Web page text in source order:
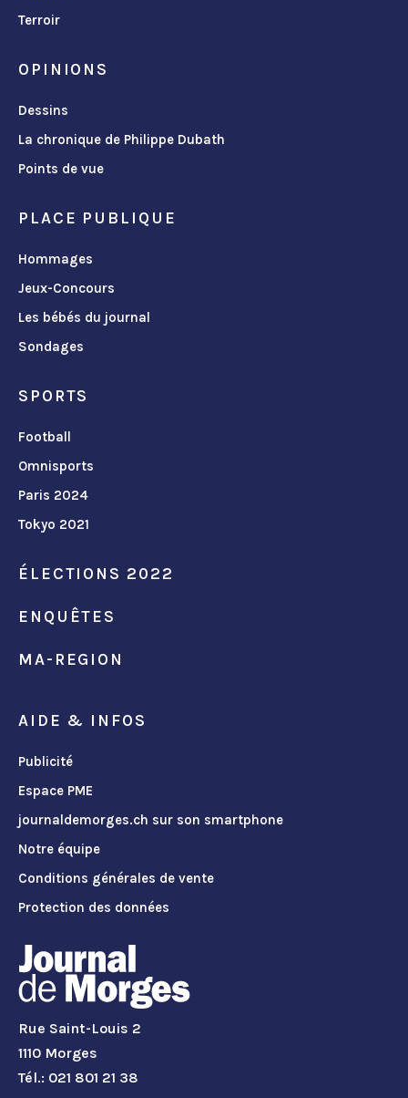
Terroir
OPINIONS
Dessins
La chronique de Philippe Dubath
Points de vue
PLACE PUBLIQUE
Hommages
Jeux-Concours
Les bébés du journal
Sondages
SPORTS
Football
Omnisports
Paris 2024
Tokyo 2021
ÉLECTIONS 2022
ENQUÊTES
MA-REGION
AIDE & INFOS
Publicité
Espace PME
journaldemorges.ch sur son smartphone
Notre équipe
Conditions générales de vente
Protection des données
Rue Saint-Louis 2
1110 Morges
Tél.: 021 801 21 38